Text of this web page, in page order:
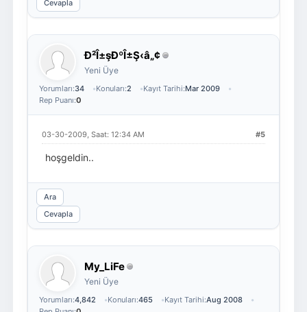
Cevapla
Ð²Î±şÐºÎ±Ş‹â„¢
Yeni Üye
Yorumları:34 Konuları:2 Kayıt Tarihi:Mar 2009
Rep Puanı:0
#5
03-30-2009, Saat: 12:34 AM
hoşgeldin..
Ara
Cevapla
My_LiFe
Yeni Üye
Yorumları:4,842 Konuları:465 Kayıt Tarihi:Aug 2008